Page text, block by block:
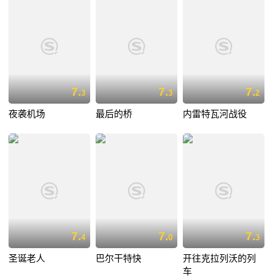
7.3
夜袭机场
7.3
最后的桥
7.2
内雷特瓦河战役
7.4
圣诞老人
7.0
巴尔干特快
7.3
开往克拉列沃的列
车